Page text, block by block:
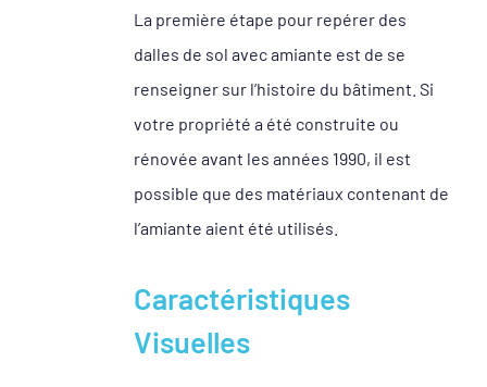
La première étape pour repérer des
dalles de sol avec amiante est de se
renseigner sur l’histoire du bâtiment. Si
votre propriété a été construite ou
rénovée avant les années 1990, il est
possible que des matériaux contenant de
l’amiante aient été utilisés.
Caractéristiques
Visuelles